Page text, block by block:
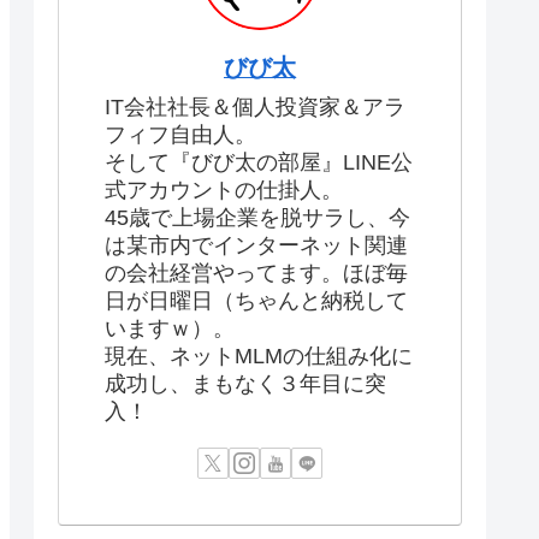
びび太
IT会社社長＆個人投資家＆アラ
フィフ自由人。
そして『びび太の部屋』LINE公
式アカウントの仕掛人。
45歳で上場企業を脱サラし、今
は某市内でインターネット関連
の会社経営やってます。ほぼ毎
日が日曜日（ちゃんと納税して
いますｗ）。
現在、ネットMLMの仕組み化に
成功し、まもなく３年目に突
入！